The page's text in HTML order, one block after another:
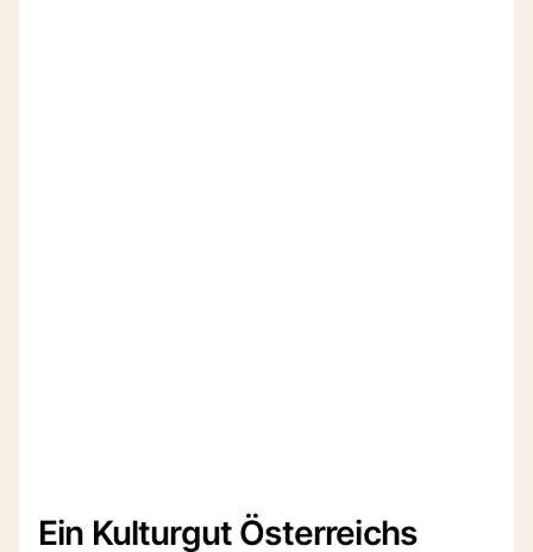
Ein Kulturgut Österreichs